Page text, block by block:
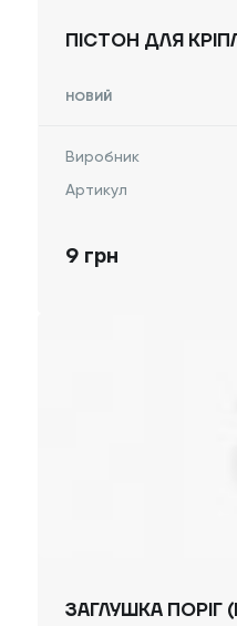
ПІСТОН ДЛЯ
НОВИЙ
Виробник
Артикул
9 грн
ЗАГЛУШКА ПОРІГ